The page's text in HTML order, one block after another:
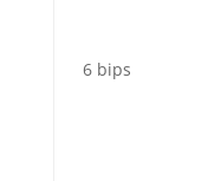
6 bips